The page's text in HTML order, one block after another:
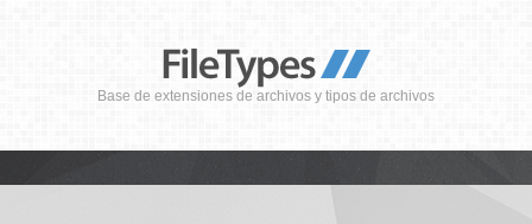
Base de extensiones de archivos y tipos de archivos